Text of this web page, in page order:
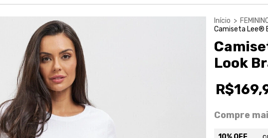
Início >
Camiseta Lee®
Look
Compre